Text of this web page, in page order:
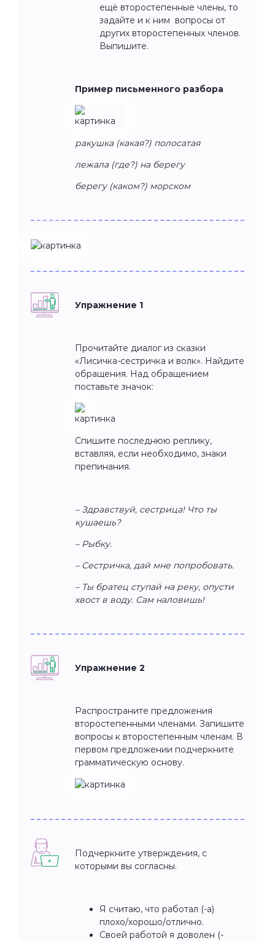
ещё второстепенные члены, то
задайте и к ним вопросы от
других второстепенных членов.
Выпишите.
Пример письменного разбора
ракушка (какая?) полосатая
лежала (где?) на берегу
берегу (каком?) морском
Упражнение 1
Прочитайте диалог из сказки
«Лисичка-сестричка и волк». Найдите
обращения. Над обращением
поставьте значок:
Спишите последнюю реплику,
вставляя, если необходимо, знаки
препинания.
– Здравствуй, сестрица! Что ты
кушаешь?
– Рыбку.
– Сестричка, дай мне попробовать.
– Ты братец ступай на реку, опусти
хвост в воду. Сам наловишь!
Упражнение 2
Распространите предложения
второстепенными членами. Запишите
вопросы к второстепенным членам. В
первом предложении подчеркните
грамматическую основу.
Подчеркните утверждения, с
которыми вы согласны.
Я считаю, что работал (-а)
плохо/хорошо/отлично.
Своей работой я доволен (-